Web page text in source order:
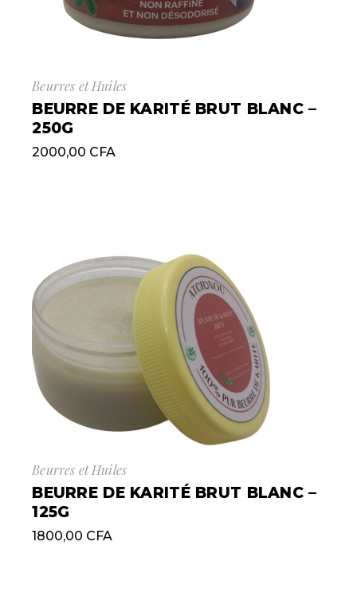
Beurres et Huiles
BEURRE DE KARITÉ BRUT BLANC –
250G
2000,00 CFA
Beurres et Huiles
BEURRE DE KARITÉ BRUT BLANC –
125G
1800,00 CFA